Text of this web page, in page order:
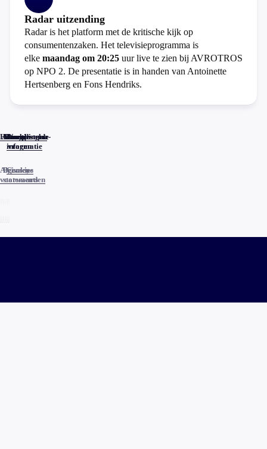
Radar uitzending
Radar is het platform met de kritische kijk op
consumentenzaken. Het televisieprogramma is
elke maandag om 20:25 uur live te zien bij AVROTROS
op NPO 2. De presentatie is in handen van Antoinette
Hertsenberg en Fons Hendriks.
Home
Actueel
Uitzendingen
Reacties
Programma-
informatie
Veelgestelde
vragen
Algemene
voorwaarden
Privacy
statements
Cookies